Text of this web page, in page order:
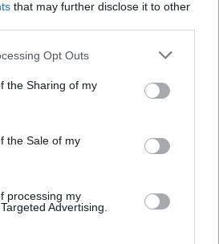
that may further disclose it to other
app uses one or more Google
usage behaviour. You may click to
Google and its third-party tags to
specified purposes in below Google
Opt Outs
the Sharing of my
the Sale of my
processing my
Advertising.
a